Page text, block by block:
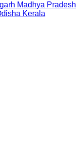
Madhya Pradesh
Kerala